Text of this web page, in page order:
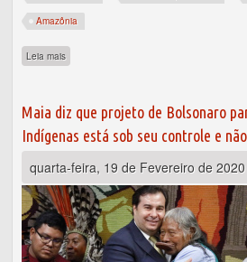
Amazônia
Leia mais
Maia diz que projeto de Bolsonaro
Indígenas está sob seu controle e
quarta-feira, 19 de Fevereiro de 2020